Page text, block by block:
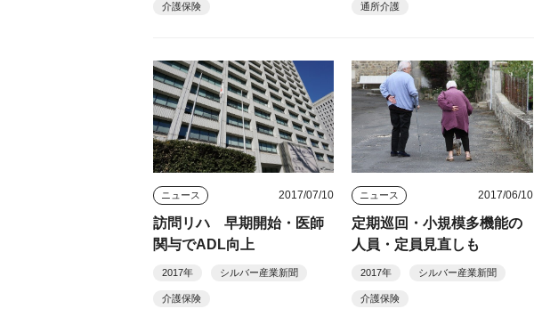
介護保険 通所介護
ニュース 2017/07/10
訪問リハ 早期開始・医師
関与でADL向上
2017年 シルバー産業新聞
介護保険
ニュース 2017/06/10
定期巡回・小規模多機能の
人員・定員見直しも
2017年 シルバー産業新聞
介護保険